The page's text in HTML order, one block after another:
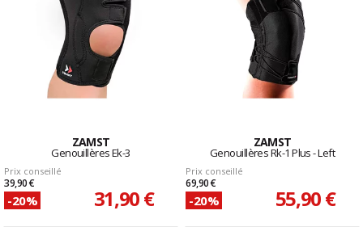
ZAMST
Genouillères Ek-3
Prix conseillé
39,90 €
-20% 31,90 €
ZAMST
Genouillères Rk-1 Plus - Left
Prix conseillé
69,90 €
-20% 55,90 €